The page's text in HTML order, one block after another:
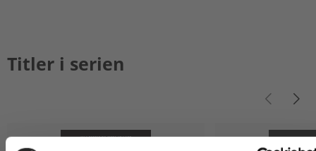
Titler i serien